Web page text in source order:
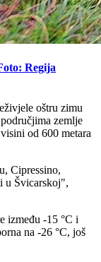
Regija
oštru zimu
zemlje
od 600 metara
Cipressino,
u Švicarskoj",
između ‑15 °C i
na ‑26 °C, još